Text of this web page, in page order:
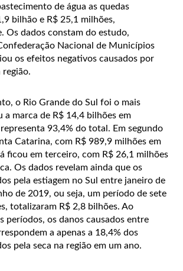
de água as quedas
bilhão e R$ 25,1 milhões,
Os dados constam do estudo,
Nacional de Municípios
os efeitos negativos causados por
região.
o Rio Grande do Sul foi o mais
a marca de R$ 14,4 bilhões em
93,4% do total. Em segundo
Catarina, com R$ 989,9 milhões em
ficou em terceiro, com R$ 26,1 milhões
Os dados revelam ainda que os
pela estiagem no Sul entre janeiro de
de 2019, ou seja, um período de sete
totalizaram R$ 2,8 bilhões. Ao
períodos, os danos causados entre
a apenas a 18,4% dos
pela seca na região em um ano.